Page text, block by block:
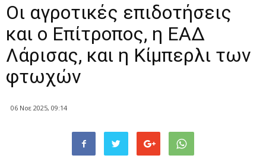
Οι αγροτικές επιδοτήσεις
και ο Επίτροπος, η ΕΑΔ
Λάρισας, και η Κίμπερλι των
φτωχών
06 Νοε 2025, 09:14